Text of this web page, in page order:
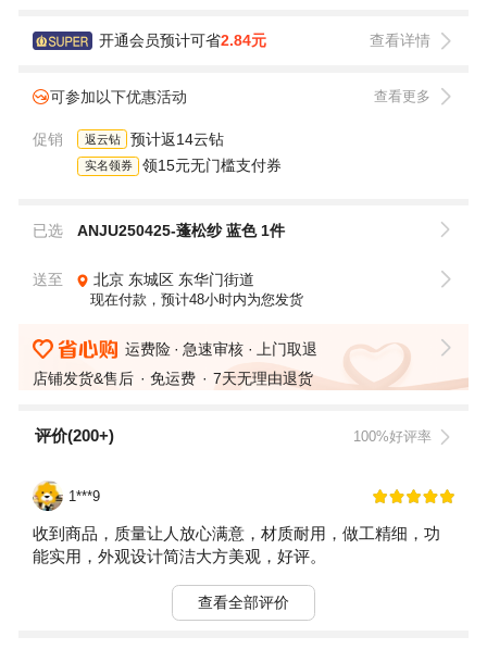
开通会员预计可省2.84元 查看详情
可参加以下优惠活动 查看更多
促销 返云钻 预计返14云钻
实名领券 领15元无门槛支付券
已选 ANJU250425-蓬松纱 蓝色 1件
送至 北京 东城区 东华门街道
现在付款，预计48小时内为您发货
运费险 急速审核
上门取退
店铺发货&售后
免运费 7天无理由退货
评价(200+) 100%好评率
1***9
收到商品，质量让人放心满意，材质耐用，做工精细，功
能实用，外观设计简洁大方美观，好评。
查看全部评价